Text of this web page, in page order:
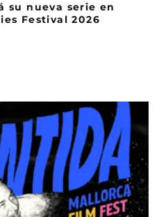
su nueva serie en
Festival 2026